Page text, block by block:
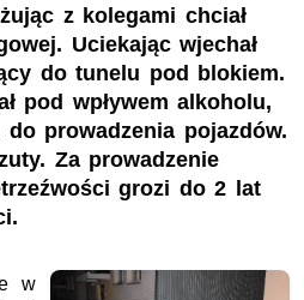
z kolegami chciał
Uciekając wjechał
do tunelu pod blokiem.
pod wpływem alkoholu,
prowadzenia pojazdów.
Za prowadzenie
grozi do 2 lat
w